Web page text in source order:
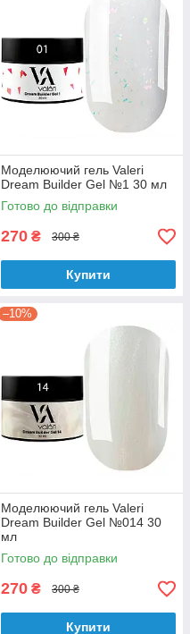
Моделюючий гель Valeri
Dream Builder Gel №1 30 мл
Готово до відправки
270 ₴ 300 ₴
Купити
–10%
Моделюючий гель Valeri
Dream Builder Gel №014 30
мл
Готово до відправки
270 ₴ 300 ₴
Купити